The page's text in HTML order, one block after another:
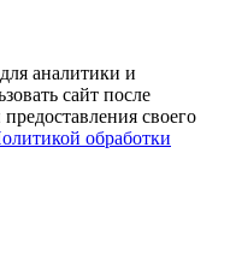
аналитики и
сайт после
своего
обработки